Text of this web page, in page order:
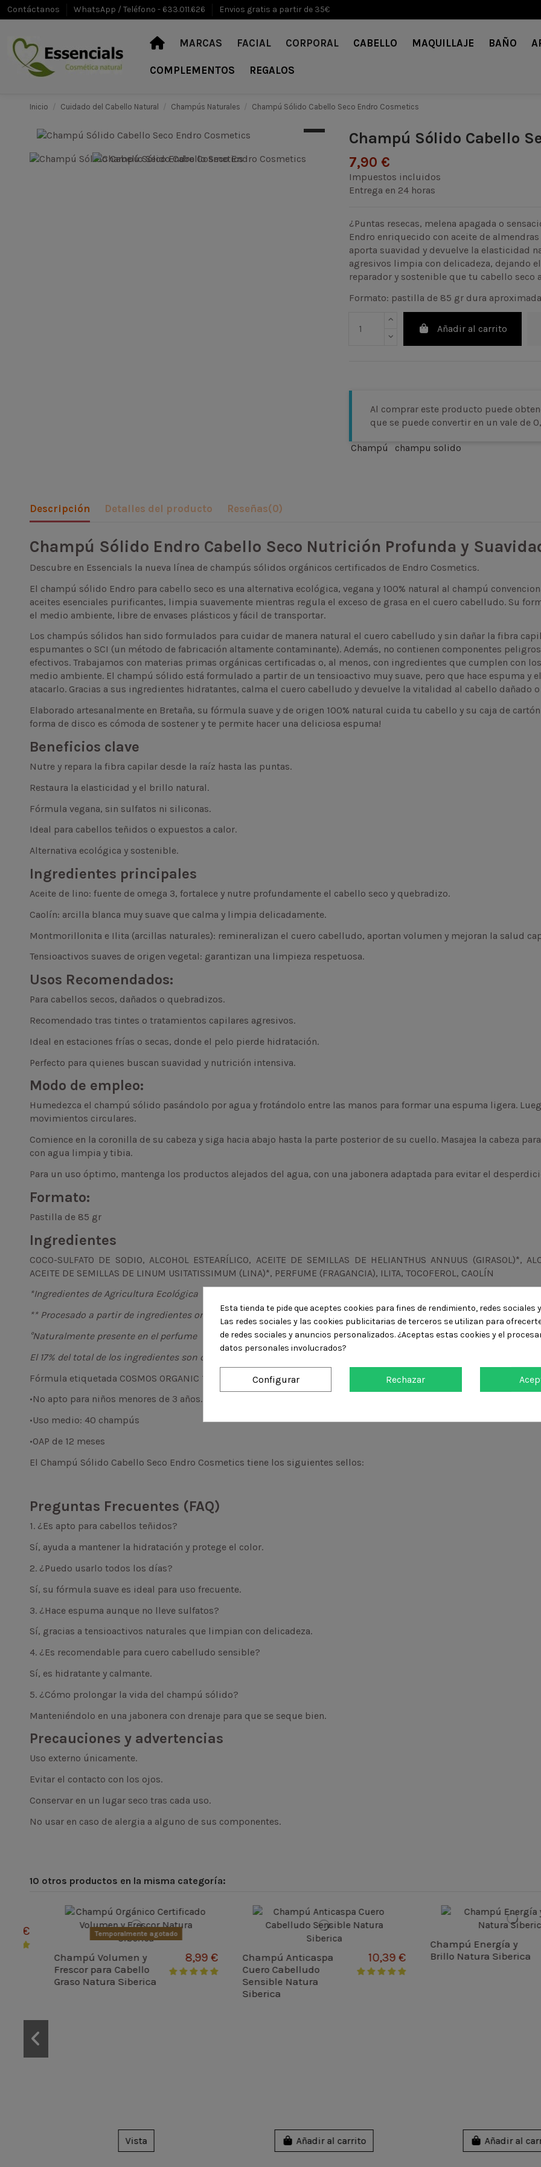
Contáctanos WhatsApp / Teléfono - 633.011.626 Envios gratis a partir de 35€
MARCAS FACIAL CORPORAL CABELLO MAQUILLAJE BAÑO
COMPLEMENTOS REGALOS
Inicio Cuidado del Cabello Natural Champús Naturales Champú Sólido Cabello Seco Endro Cosmetics
Champú Sólido Cabello
7,90 €
Impuestos incluidos
Entrega en 24 horas
¿Puntas resecas, melena apagada o
Endro enriquecido con aceite de
aporta suavidad y devuelve la elasticidad
agresivos limpia con delicadeza, dejando
reparador y sostenible que tu cabello seco
Formato: pastilla de 85 gr dura
Añadir al carrito
Al comprar este producto puede
que se puede convertir en un vale de
Champú champu solido
Descripción Detalles del producto Reseñas(0)
Champú Sólido Endro Cabello Seco Nutrición Profunda y
Descubre en Essencials la nueva línea de champús sólidos orgánicos certificados de Endro Cosmetics.
El champú sólido Endro para cabello seco es una alternativa ecológica, vegana y 100% natural al champú
aceites esenciales purificantes, limpia suavemente mientras regula el exceso de grasa en el cuero cabelludo. Su
el medio ambiente, libre de envases plásticos y fácil de transportar.
Los champús sólidos han sido formulados para cuidar de manera natural el cuero cabelludo y sin dañar la fibra
espumantes o SCI (un método de fabricación altamente contaminante). Además, no contienen componentes
efectivos. Trabajamos con materias primas orgánicas certificadas o, al menos, con ingredientes que cumplen con
medio ambiente. El champú sólido está formulado a partir de un tensioactivo muy suave, pero que hace espuma y
atacarlo. Gracias a sus ingredientes hidratantes, calma el cuero cabelludo y devuelve la vitalidad al cabello dañado o
Elaborado artesanalmente en Bretaña, su fórmula suave y de origen 100% natural cuida tu cabello y su caja de
forma de disco es cómoda de sostener y te permite hacer una deliciosa espuma!
Beneficios clave
Nutre y repara la fibra capilar desde la raíz hasta las puntas.
Restaura la elasticidad y el brillo natural.
Fórmula vegana, sin sulfatos ni siliconas.
Ideal para cabellos teñidos o expuestos a calor.
Alternativa ecológica y sostenible.
Ingredientes principales
Aceite de lino: fuente de omega 3, fortalece y nutre profundamente el cabello seco y quebradizo.
Caolín: arcilla blanca muy suave que calma y limpia delicadamente.
Montmorillonita e Ilita (arcillas naturales): remineralizan el cuero cabelludo, aportan volumen y mejoran la salud
Tensioactivos suaves de origen vegetal: garantizan una limpieza respetuosa.
Usos Recomendados:
Para cabellos secos, dañados o quebradizos.
Recomendado tras tintes o tratamientos capilares agresivos.
Ideal en estaciones frías o secas, donde el pelo pierde hidratación.
Perfecto para quienes buscan suavidad y nutrición intensiva.
Modo de empleo:
Humedezca el champú sólido pasándolo por agua y frotándolo entre las manos para formar una espuma ligera.
movimientos circulares.
Comience en la coronilla de su cabeza y siga hacia abajo hasta la parte posterior de su cuello. Masajea la cabeza
con agua limpia y tibia.
Para un uso óptimo, mantenga los productos alejados del agua, con una jabonera adaptada para evitar el
Formato:
Pastilla de 85 gr
Ingredientes
COCO-SULFATO DE SODIO, ALCOHOL ESTEARÍLICO, ACEITE DE SEMILLAS DE HELIANTHUS ANNUUS (GIRASOL)*,
ACEITE DE SEMILLAS DE LINUM USITATISSIMUM (LINA)*, PERFUME (FRAGANCIA), ILITA, TOCOFEROL, CAOLÍN
*Ingredientes de Agricultura Ecológica
** Procesado a partir de ingredientes orgánicos.
°Naturalmente presente en el perfume
El 17% del total de los ingredientes son de Agricultura Ecológica
Fórmula etiquetada COSMOS ORGANIC 100% de origen natural y vegana
•No apto para niños menores de 3 años.
•Uso medio: 40 champús
•OAP de 12 meses
El Champú Sólido Cabello Seco Endro Cosmetics tiene los siguientes sellos:
Preguntas Frecuentes (FAQ)
1. ¿Es apto para cabellos teñidos?
Sí, ayuda a mantener la hidratación y protege el color.
2. ¿Puedo usarlo todos los días?
Sí, su fórmula suave es ideal para uso frecuente.
3. ¿Hace espuma aunque no lleve sulfatos?
Sí, gracias a tensioactivos naturales que limpian con delicadeza.
4. ¿Es recomendable para cuero cabelludo sensible?
Sí, es hidratante y calmante.
5. ¿Cómo prolongar la vida del champú sólido?
Manteniéndolo en una jabonera con drenaje para que se seque bien.
Precauciones y advertencias
Uso externo únicamente.
Evitar el contacto con los ojos.
Conservar en un lugar seco tras cada uso.
No usar en caso de alergia a alguno de sus componentes.
10 otros productos en la misma categoría:
Temporalmente agotado
Champú Volumen y
Frescor para Cabello
Graso Natura Siberica
8,99 €
Vista
Champú Anticaspa
Cuero Cabelludo
Sensible Natura
Siberica
10,39 €
Añadir al carrito
Champú Energía y
Brillo Natura Siberica
Añadir al
Esta tienda te pide que aceptes cookies para fines de rendimiento, redes sociales
Las redes sociales y las cookies publicitarias de terceros se utilizan para
de redes sociales y anuncios personalizados. ¿Aceptas estas cookies y el
datos personales involucrados?
Configurar Rechazar